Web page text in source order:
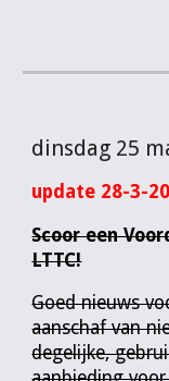
dinsdag 25
update 28-3-
Scoor een
LTTC!
Goed nieuws
aanschaf van
degelijke,